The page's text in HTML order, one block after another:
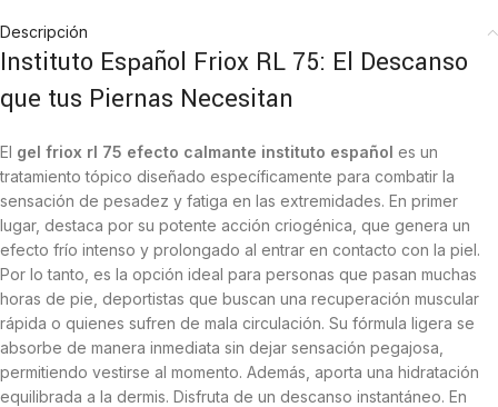
Descripción
Instituto Español Friox RL 75: El Descanso
que tus Piernas Necesitan
El gel friox rl 75 efecto calmante instituto español es un
tratamiento tópico diseñado específicamente para combatir la
sensación de pesadez y fatiga en las extremidades. En primer
lugar, destaca por su potente acción criogénica, que genera un
efecto frío intenso y prolongado al entrar en contacto con la piel.
Por lo tanto, es la opción ideal para personas que pasan muchas
horas de pie, deportistas que buscan una recuperación muscular
rápida o quienes sufren de mala circulación. Su fórmula ligera se
absorbe de manera inmediata sin dejar sensación pegajosa,
permitiendo vestirse al momento. Además, aporta una hidratación
equilibrada a la dermis. Disfruta de un descanso instantáneo. En